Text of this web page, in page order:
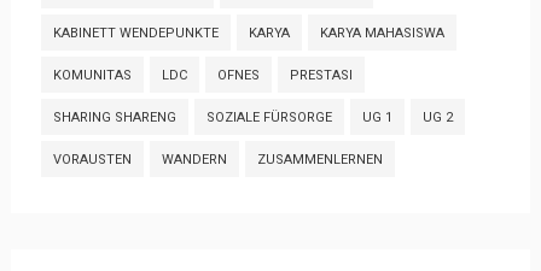
KABINETT WENDEPUNKTE KARYA KARYA MAHASISWA
KOMUNITAS LDC OFNES PRESTASI
SHARING SHARENG SOZIALE FÜRSORGE UG 1 UG 2
VORAUSTEN WANDERN ZUSAMMENLERNEN